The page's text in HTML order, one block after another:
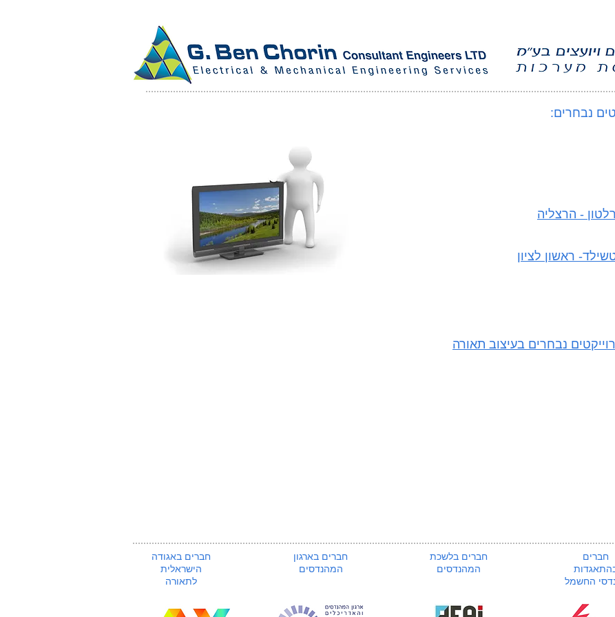
נבחרים:
- הרצליה
ראשון לציון
נבחרים בעיצוב תאורה
חברים באגודה
הישראלית
לתאורה
חברים בארגון
המהנדסים
חברים בלשכת
המהנדסים
חברים
החשמל